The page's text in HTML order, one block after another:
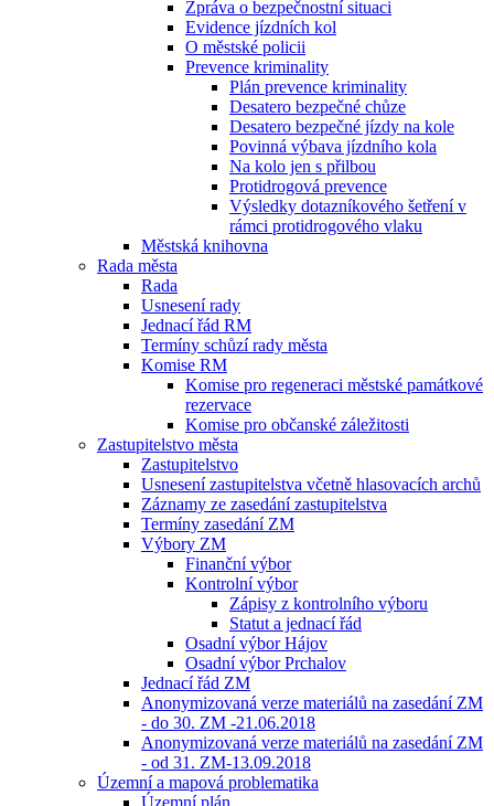
Zpráva o bezpečnostní situaci
Evidence jízdních kol
O městské policii
Prevence kriminality
Plán prevence kriminality
Desatero bezpečné chůze
Desatero bezpečné jízdy na kole
Povinná výbava jízdního kola
Na kolo jen s přilbou
Protidrogová prevence
Výsledky dotazníkového šetření v
rámci protidrogového vlaku
Městská knihovna
Rada města
Rada
Usnesení rady
Jednací řád RM
Termíny schůzí rady města
Komise RM
Komise pro regeneraci městské památkové
rezervace
Komise pro občanské záležitosti
Zastupitelstvo města
Zastupitelstvo
Usnesení zastupitelstva včetně hlasovacích archů
Záznamy ze zasedání zastupitelstva
Termíny zasedání ZM
Výbory ZM
Finanční výbor
Kontrolní výbor
Zápisy z kontrolního výboru
Statut a jednací řád
Osadní výbor Hájov
Osadní výbor Prchalov
Jednací řád ZM
Anonymizovaná verze materiálů na zasedání ZM
- do 30. ZM -21.06.2018
Anonymizovaná verze materiálů na zasedání ZM
- od 31. ZM-13.09.2018
Územní a mapová problematika
Územní plán